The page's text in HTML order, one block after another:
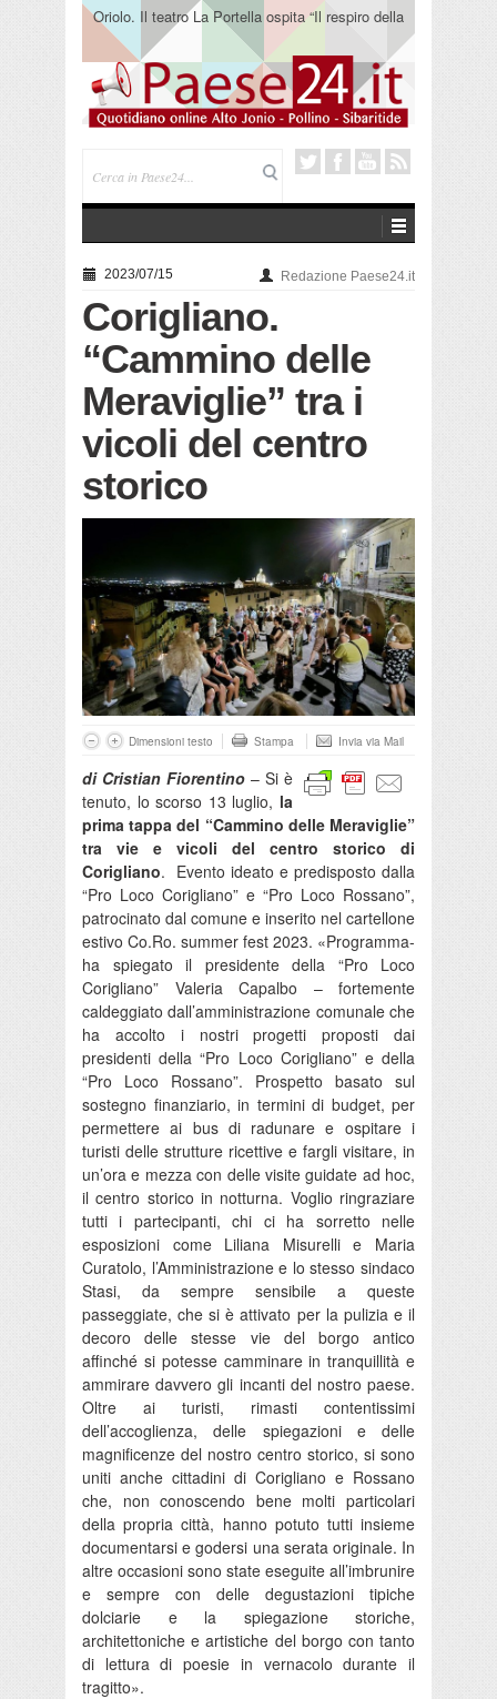
Oriolo. Il teatro La Portella ospita “Il respiro della
terra” del collettivo 365
2023/07/15 Redazione Paese24.it
Corigliano.
“Cammino delle
Meraviglie” tra i
vicoli del centro
storico
Dimensioni testo Stampa Invia via Mail
di Cristian Fiorentino – Si è
tenuto, lo scorso 13 luglio, la
prima tappa del “Cammino delle Meraviglie”
tra vie e vicoli del centro storico di
Corigliano. Evento ideato e predisposto dalla
“Pro Loco Corigliano” e “Pro Loco Rossano”,
patrocinato dal comune e inserito nel cartellone
estivo Co.Ro. summer fest 2023. «Programma-
ha spiegato il presidente della “Pro Loco
Corigliano” Valeria Capalbo – fortemente
caldeggiato dall’amministrazione comunale che
ha accolto i nostri progetti proposti dai
presidenti della “Pro Loco Corigliano” e della
“Pro Loco Rossano”. Prospetto basato sul
sostegno finanziario, in termini di budget, per
permettere ai bus di radunare e ospitare i
turisti delle strutture ricettive e fargli visitare, in
un’ora e mezza con delle visite guidate ad hoc,
il centro storico in notturna. Voglio ringraziare
tutti i partecipanti, chi ci ha sorretto nelle
esposizioni come Liliana Misurelli e Maria
Curatolo, l’Amministrazione e lo stesso sindaco
Stasi, da sempre sensibile a queste
passeggiate, che si è attivato per la pulizia e il
decoro delle stesse vie del borgo antico
affinché si potesse camminare in tranquillità e
ammirare davvero gli incanti del nostro paese.
Oltre ai turisti, rimasti contentissimi
dell’accoglienza, delle spiegazioni e delle
magnificenze del nostro centro storico, si sono
uniti anche cittadini di Corigliano e Rossano
che, non conoscendo bene molti particolari
della propria città, hanno potuto tutti insieme
documentarsi e godersi una serata originale. In
altre occasioni sono state eseguite all’imbrunire
e sempre con delle degustazioni tipiche
dolciarie e la spiegazione storiche,
architettoniche e artistiche del borgo con tanto
di lettura di poesie in vernacolo durante il
tragitto».